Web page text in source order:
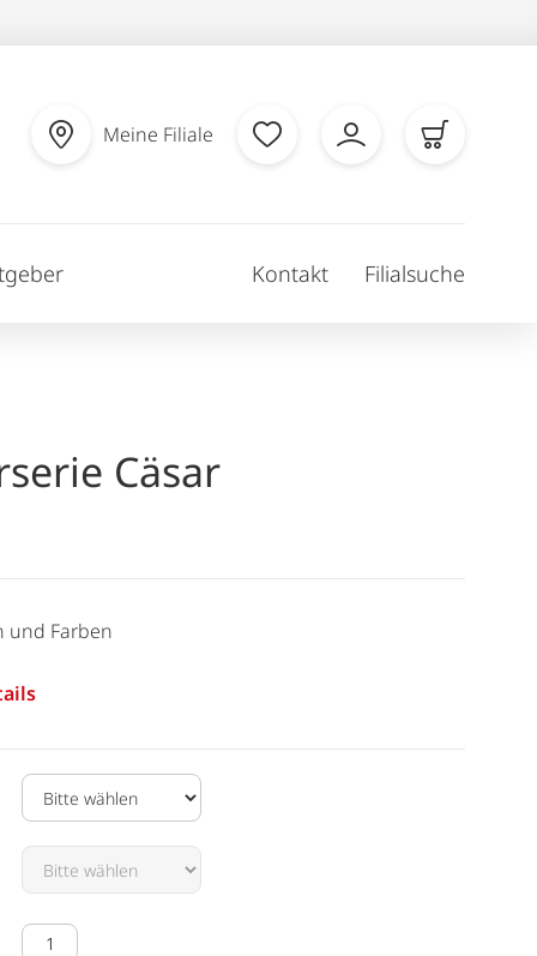
Meine Filiale
Kontakt Filialsuche
Cäsar
und Farben